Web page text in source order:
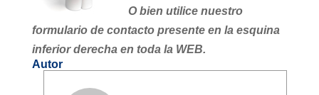
O bien utilice nuestro
formulario de contacto presente en la esquina
inferior derecha en toda la WEB.
Autor